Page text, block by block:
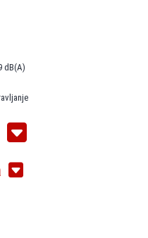
dB(A)
udobnosti